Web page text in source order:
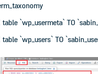
table `wp_usermeta` TO
table `wp_users` TO